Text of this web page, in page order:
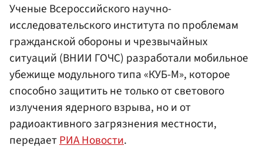
Ученые Всероссийского научно-
исследовательского института по проблемам
гражданской обороны и чрезвычайных
ситуаций (ВНИИ ГОЧС) разработали мобильное
убежище модульного типа «КУБ-М», которое
способно защитить не только от светового
излучения ядерного взрыва, но и от
радиоактивного загрязнения местности,
передаетРИА Новости.